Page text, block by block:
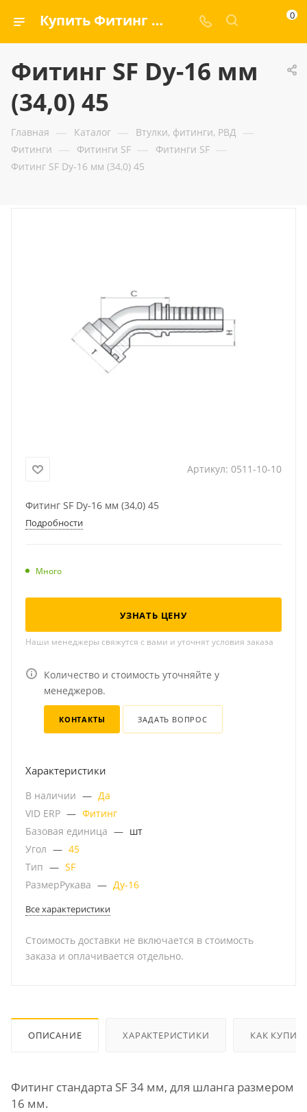
Купить Фитинг SF Dy-16 мм (34,0) 45 — ООО «ГИДРАМАКС» 0
Фитинг SF Dy-16 мм
(34,0) 45
Главная — Каталог — Втулки, фитинги, РВД —
Фитинги — Фитинги SF — Фитинги SF —
Фитинг SF Dy-16 мм (34,0) 45
Артикул: 0511-10-10
Фитинг SF Dy-16 мм (34,0) 45
Подробности
Много
УЗНАТЬ ЦЕНУ
Наши менеджеры свяжутся с вами и уточнят условия заказа
Количество и стоимость уточняйте у
менеджеров.
КОНТАКТЫ ЗАДАТЬ ВОПРОС
Характеристики
В наличии — Да
VID ERP — Фитинг
Базовая единица — шт
Угол — 45
Тип — SF
РазмерРукава — Ду-16
Все характеристики
Стоимость доставки не включается в стоимость
заказа и оплачивается отдельно.
ОПИСАНИЕ ХАРАКТЕРИСТИКИ КАК
Фитинг стандарта SF 34 мм, для шланга размером
16 мм.